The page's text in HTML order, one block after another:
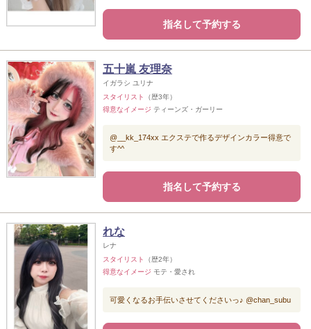
指名して予約する
五十嵐 友理奈
イガラシ ユリナ
スタイリスト
（歴3年）
得意なイメージ ティーンズ・ガーリー
@__kk_174xx エクステで作るデザインカラー得意で
す^^
指名して予約する
れな
レナ
スタイリスト
（歴2年）
得意なイメージ モテ・愛され
可愛くなるお手伝いさせてくださいっ♪ @chan_subu